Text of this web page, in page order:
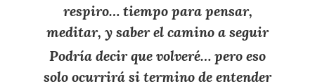
respiro… tiempo para pensar,
meditar, y saber el camino a seguir
Podría decir que volveré… pero eso
solo ocurrirá si termino de entender